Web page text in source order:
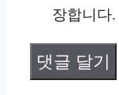
장합니다.